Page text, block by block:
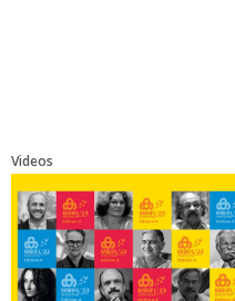
Videos